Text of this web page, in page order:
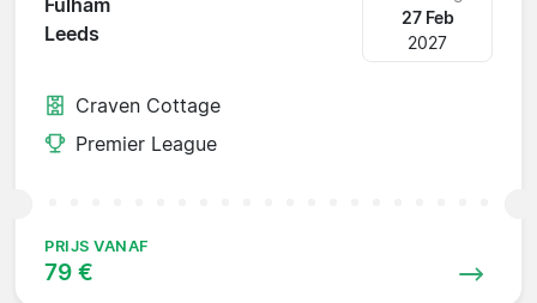
Fulham
Leeds
27 Feb
2027
Craven Cottage
Premier League
PRIJS VANAF
79 €